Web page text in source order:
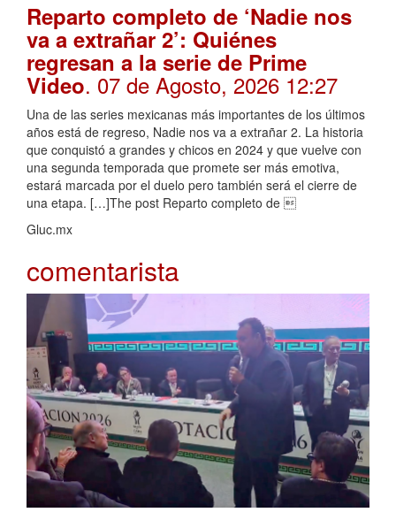
Reparto completo de ‘Nadie nos
va a extrañar 2’: Quiénes
regresan a la serie de Prime
Video. 07 de Agosto, 2026 12:27
Una de las series mexicanas más importantes de los últimos
años está de regreso, Nadie nos va a extrañar 2. La historia
que conquistó a grandes y chicos en 2024 y que vuelve con
una segunda temporada que promete ser más emotiva,
estará marcada por el duelo pero también será el cierre de
una etapa. […]The post Reparto completo de 
Gluc.mx
comentarista